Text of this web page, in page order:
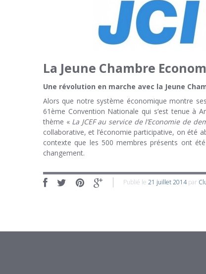
La Jeune Chambre
Une révolution en marche avec la Jeune
Alors que notre système économique montre
61ème Convention Nationale qui s’est tenue à
thème « La JCEF au service de l’Economie de
collaborative, et l’économie participative, on été
contexte que les 500 membres présents ont
changement.
Publié le 21 juillet 2014par